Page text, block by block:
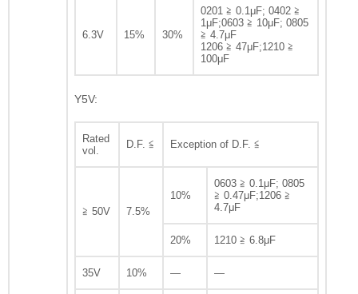
6.3V 15% 30%
0201 ≧ 0.1μF; 0402 ≧
1μF;0603 ≧ 10μF; 0805
≧ 4.7μF
1206 ≧ 47μF;1210 ≧
100μF
Y5V:
Rated
vol.
D.F. ≦ Exception of D.F. ≦
≧ 50V 7.5%
10%
0603 ≧ 0.1μF; 0805
≧ 0.47μF;1206 ≧
4.7μF
20% 1210 ≧ 6.8μF
35V 10% — —